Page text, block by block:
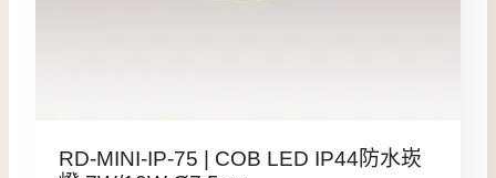
RD-MINI-IP-75 | COB LED IP44防水崁